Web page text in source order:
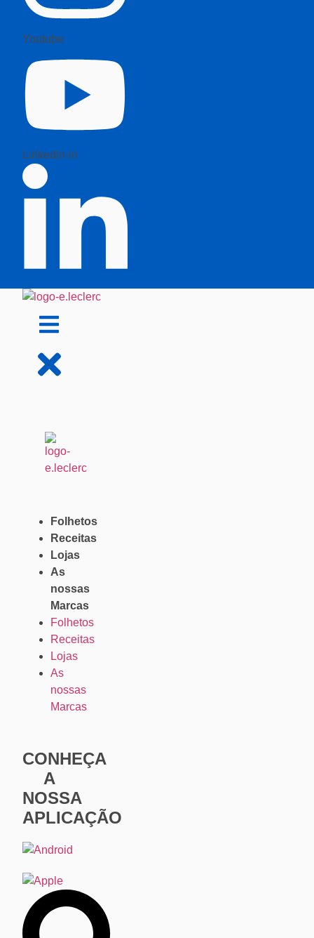
Youtube
Linkedin-in
Folhetos
Receitas
Lojas
As
nossas
Marcas
Folhetos
Receitas
Lojas
As
nossas
Marcas
CONHEÇA
A
NOSSA
APLICAÇÃO